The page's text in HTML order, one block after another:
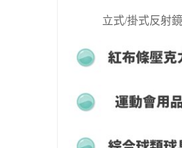
立式/掛式反射鏡